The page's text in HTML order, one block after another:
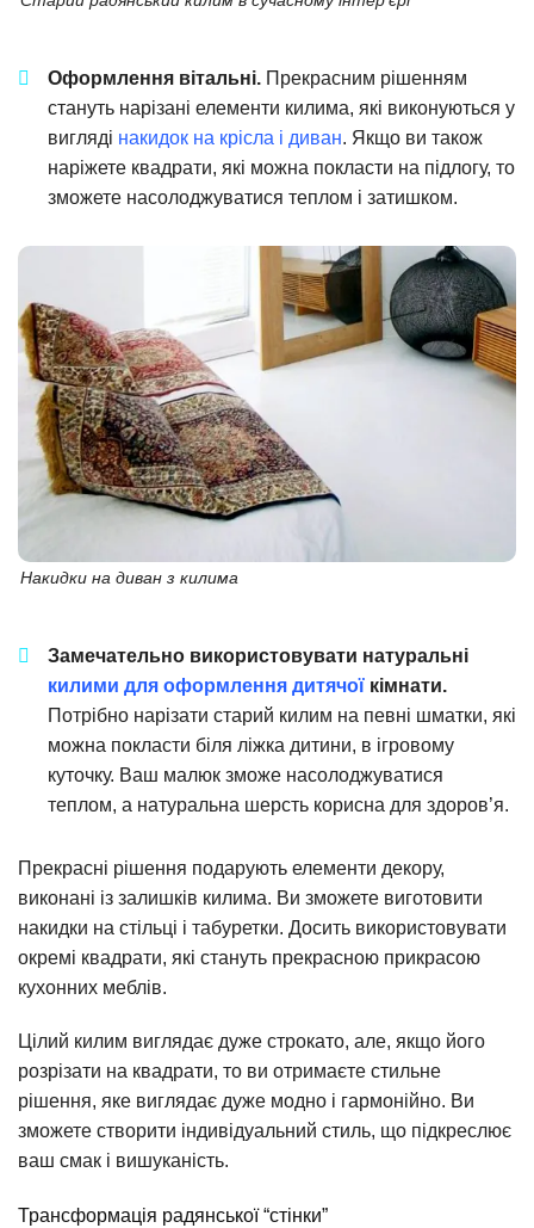
Оформлення вітальні. Прекрасним рішенням
стануть нарізані елементи килима, які виконуються у
вигляді накидок на крісла і диван. Якщо ви також
наріжете квадрати, які можна покласти на підлогу, то
зможете насолоджуватися теплом і затишком.
Накидки на диван з килима
Замечательно використовувати натуральні
килими для оформлення дитячої кімнати.
Потрібно нарізати старий килим на певні шматки, які
можна покласти біля ліжка дитини, в ігровому
куточку. Ваш малюк зможе насолоджуватися
теплом, а натуральна шерсть корисна для здоров’я.
Прекрасні рішення подарують елементи декору,
виконані із залишків килима. Ви зможете виготовити
накидки на стільці і табуретки. Досить використовувати
окремі квадрати, які стануть прекрасною прикрасою
кухонних меблів.
Цілий килим виглядає дуже строкато, але, якщо його
розрізати на квадрати, то ви отримаєте стильне
рішення, яке виглядає дуже модно і гармонійно. Ви
зможете створити індивідуальний стиль, що підкреслює
ваш смак і вишуканість.
Трансформація радянської “стінки”